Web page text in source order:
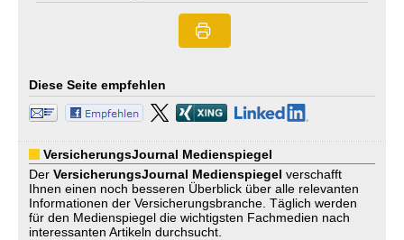
Diese Seite empfehlen
VersicherungsJournal Medienspiegel
Der VersicherungsJournal Medienspiegel verschafft
Ihnen einen noch besseren Überblick über alle relevanten
Informationen der Versicherungsbranche. Täglich werden
für den Medienspiegel die wichtigsten Fachmedien nach
interessanten Artikeln durchsucht.